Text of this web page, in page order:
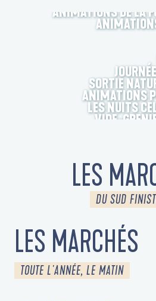
ANIMATIONS DE LA
SORTIE
ANIMATIONS
LES NUITS
VIDE-
LES
DU SUD
LES MARCHÉS
TOUTE L'ANNÉE, LE MATIN